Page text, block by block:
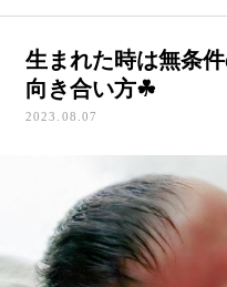
生まれた時は無条
向き合い方☘
2023.08.07